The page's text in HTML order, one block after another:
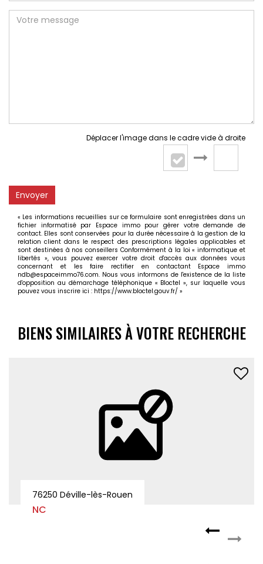
Déplacer l'image dans le cadre vide à droite
Envoyer
« Les informations recueillies sur ce formulaire sont enregistrées dans un
fichier informatisé par Espace immo pour gérer votre demande de
contact. Elles sont conservées pour la durée nécessaire à la gestion de la
relation client dans le respect des prescriptions légales applicables et
sont destinées à nos conseillers Conformément à la loi « informatique et
libertés », vous pouvez exercer votre droit d'accès aux données vous
concernant et les faire rectifier en contactant Espace immo
ndb@espaceimmo76.com. Nous vous informons de l'existence de la liste
d'opposition au démarchage téléphonique « Bloctel », sur laquelle vous
pouvez vous inscrire ici : https://www.bloctel.gouv.fr/ »
BIENS SIMILAIRES À VOTRE RECHERCHE
76130 MONT SAINT AIGNAN
Loyer 390 €/mois